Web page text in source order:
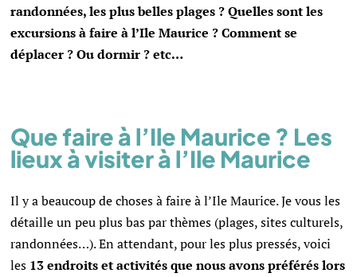
randonnées, les plus belles plages ? Quelles sont les
excursions à faire à l’Ile Maurice ? Comment se
déplacer ? Ou dormir ? etc…
Que faire à l’Ile Maurice ? Les
lieux à visiter à l’Ile Maurice
Il y a beaucoup de choses à faire à l’Ile Maurice. Je vous les
détaille un peu plus bas par thèmes (plages, sites culturels,
randonnées…). En attendant, pour les plus pressés, voici
les 13 endroits et activités que nous avons préférés lors